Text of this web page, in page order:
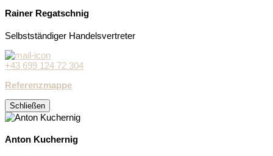
Rainer Regatschnig
Selbstständiger Handelsvertreter
+43 699 124 72 304
Referenzmappe
Schließen
Anton Kuchernig